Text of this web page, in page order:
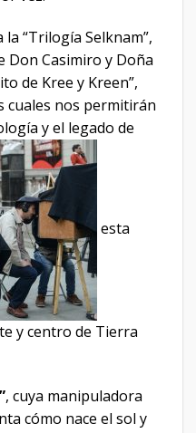
“Trilogía Selknam”,
Don Casimiro y Doña
de Kree y Kreen”,
cuales nos permitirán
y el legado de
esta
y centro de Tierra
, cuya manipuladora
cómo nace el sol y